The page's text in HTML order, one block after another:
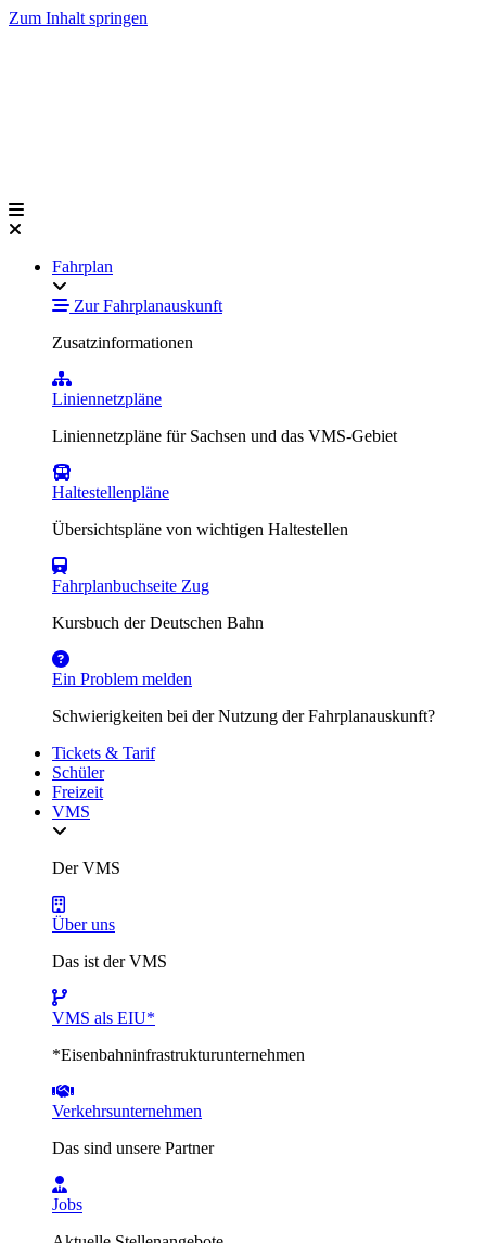
Zum Inhalt springen
Fahrplan
Zur Fahrplanauskunft
Zusatzinformationen
Liniennetzpläne
Liniennetzpläne für Sachsen und das VMS-Gebiet
Haltestellenpläne
Übersichtspläne von wichtigen Haltestellen
Fahrplanbuchseite Zug
Kursbuch der Deutschen Bahn
Ein Problem melden
Schwierigkeiten bei der Nutzung der Fahrplanauskunft?
Tickets & Tarif
Schüler
Freizeit
VMS
Der VMS
Über uns
Das ist der VMS
VMS als EIU*
*Eisenbahninfrastrukturunternehmen
Verkehrsunternehmen
Das sind unsere Partner
Jobs